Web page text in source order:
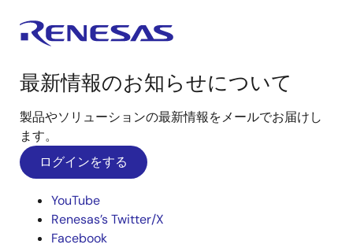
最新情報のお知らせについて
製品やソリューションの最新情報をメールでお届けし
ます。
ログインをする
YouTube
Renesas’s Twitter/X
Facebook